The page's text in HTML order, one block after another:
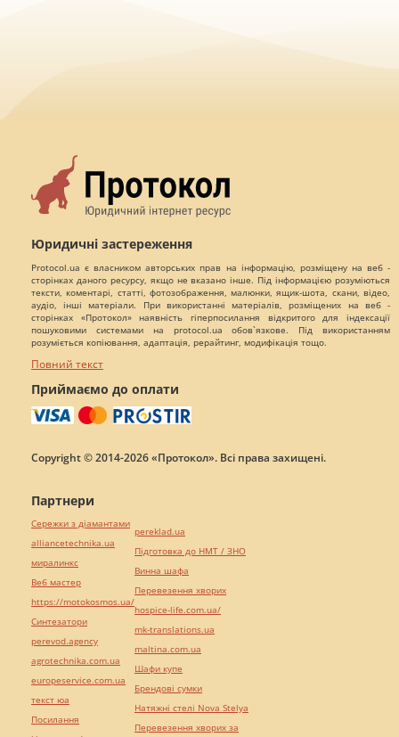
Юридичні застереження
Protocol.ua є власником авторських прав на інформацію, розміщену на веб -
сторінках даного ресурсу, якщо не вказано інше. Під інформацією розуміються
тексти, коментарі, статті, фотозображення, малюнки, ящик-шота, скани, відео,
аудіо, інші матеріали. При використанні матеріалів, розміщених на веб -
сторінках «Протокол» наявність гіперпосилання відкритого для індексації
пошуковими системами на protocol.ua обов`язкове. Під використанням
розуміється копіювання, адаптація, рерайтинг, модифікація тощо.
Повний текст
Приймаємо до оплати
Copyright © 2014-2026 «Протокол». Всі права захищені.
Партнери
Сережки з діамантами
alliancetechnika.ua
миралинкс
Веб мастер
https://motokosmos.ua/
Синтезатори
perevod.agency
agrotechnika.com.ua
europeservice.com.ua
текст юа
Посилання
pereklad.ua
Підготовка до НМТ / ЗНО
Винна шафа
Перевезення хворих
hospice-life.com.ua/
mk-translations.ua
maltina.com.ua
Шафи купе
Брендові сумки
Натяжні стелі Nova Stelya
Перевезення хворих за